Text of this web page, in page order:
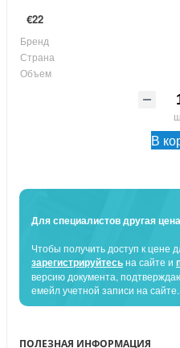
€22
Бренд
Страна
Объем
В
Для специалистов другая
Чтобы получить доступ к цене
зарегистрируйтесьна сайте и
версию документа,
емейл учетной записи на сайте.
ПОЛЕЗНАЯ ИНФОРМАЦИЯ